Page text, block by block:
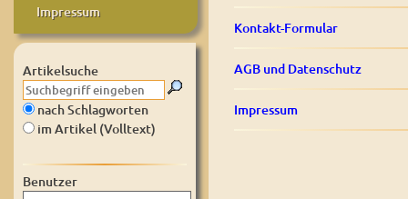
Impressum
Artikelsuche
nach Schlagworten
im Artikel (Volltext)
Benutzer
Kontakt-Formular
AGB und Datenschutz
Impressum